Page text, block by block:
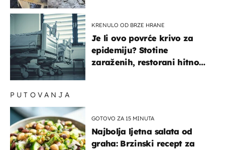
KRENULO OD BRZE HRANE
Je li ovo povrće krivo za
epidemiju? Stotine
zaraženih, restorani hitno
PUTOVANJA
GOTOVO ZA 15 MINUTA
Najbolja ljetna salata od
graha: Brzinski recept za